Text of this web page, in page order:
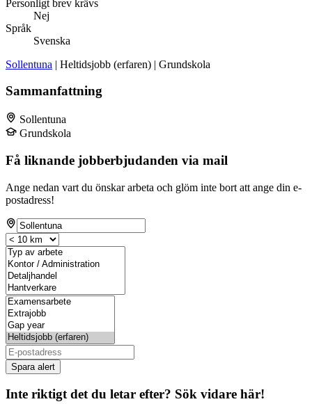
Personligt brev krävs
Nej
Språk
Svenska
Sollentuna | Heltidsjobb (erfaren) | Grundskola
Sammanfattning
Sollentuna
Grundskola
Få liknande jobberbjudanden via mail
Ange nedan vart du önskar arbeta och glöm inte bort att ange din e-
postadress!
Spara alert
Inte riktigt det du letar efter? Sök vidare här!